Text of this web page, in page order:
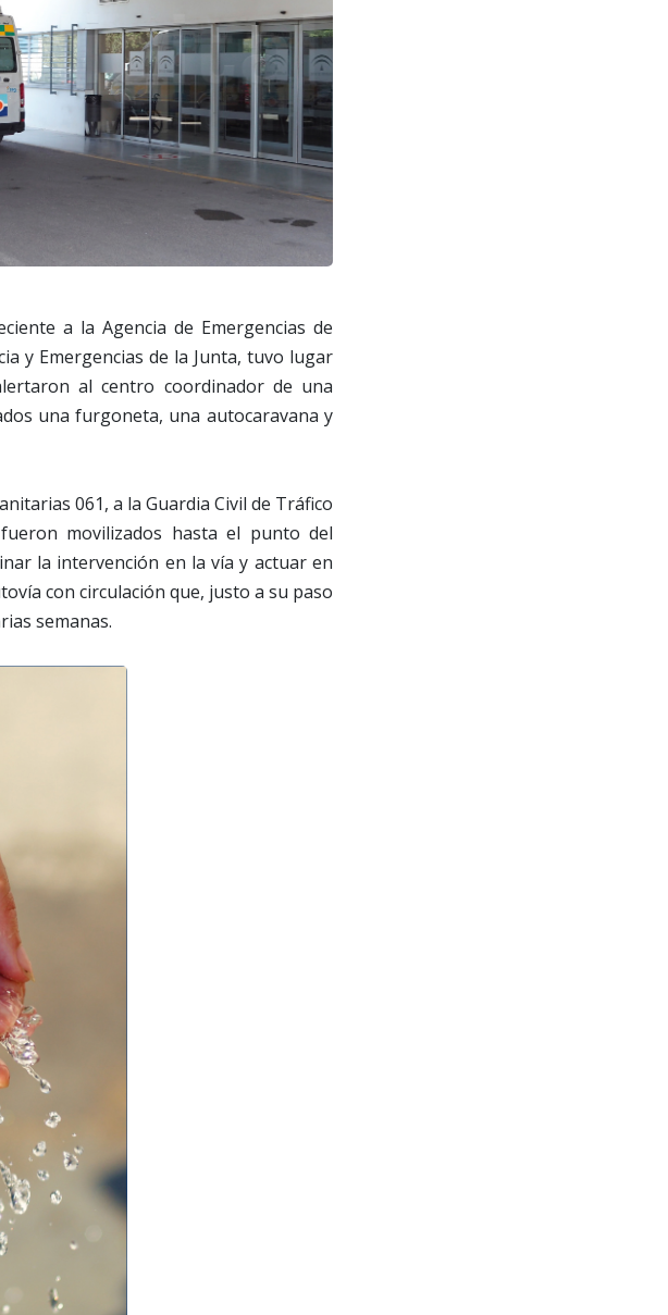
a la Agencia de Emergencias de
y Emergencias de la Junta, tuvo lugar
al centro coordinador de una
una furgoneta, una autocaravana y
061, a la Guardia Civil de Tráfico
movilizados hasta el punto del
la intervención en la vía y actuar en
con circulación que, justo a su paso
semanas.